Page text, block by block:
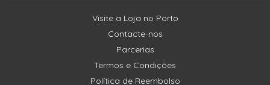
Visite a Loja no Porto
Contacte-nos
Parcerias
Termos e Condições
Política de Reembolso